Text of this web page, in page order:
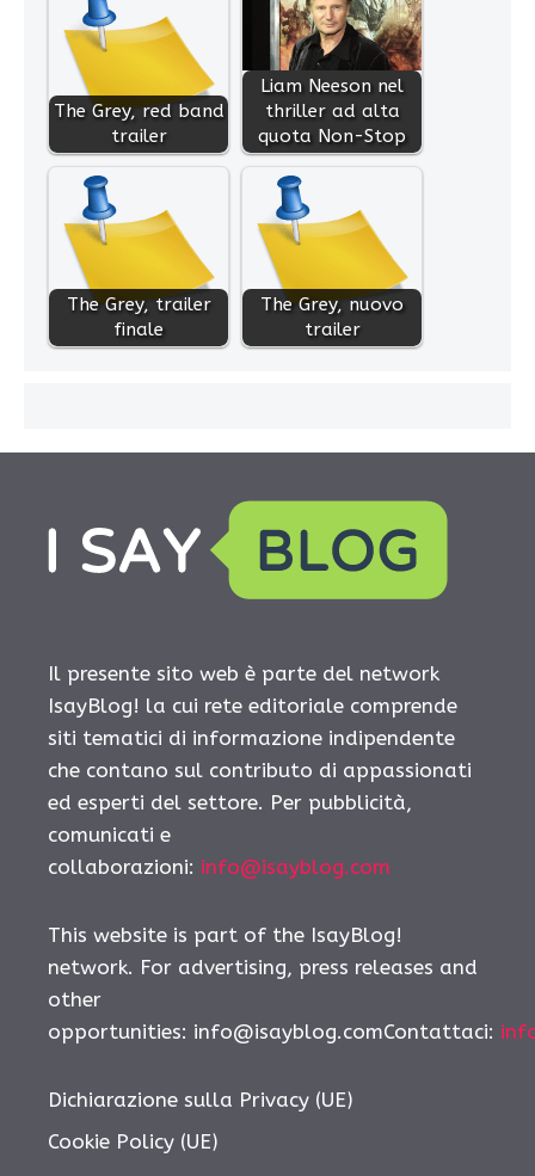
The Grey, red band
trailer
Liam Neeson nel
thriller ad alta
quota Non-Stop
The Grey, trailer
finale
The Grey, nuovo
trailer
Il presente sito web è parte del network
IsayBlog! la cui rete editoriale comprende
siti tematici di informazione indipendente
che contano sul contributo di appassionati
ed esperti del settore. Per pubblicità,
comunicati e
collaborazioni: info@isayblog.com
This website is part of the IsayBlog!
network. For advertising, press releases and
other
opportunities: info@isayblog.comContattaci:
Dichiarazione sulla Privacy (UE)
Cookie Policy (UE)